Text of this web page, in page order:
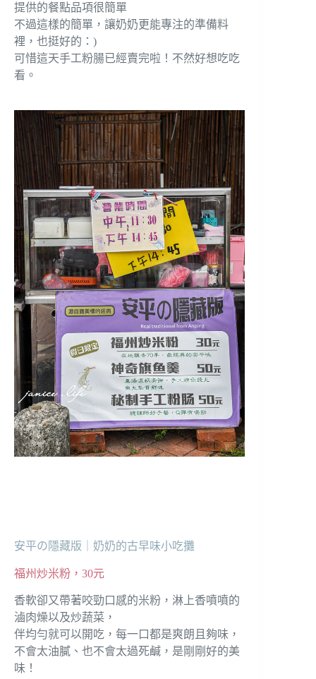
提供的餐點品項很簡單
不過這樣的簡單，讓奶奶更能專注的準備料
裡，也挺好的：)
可惜這天手工粉腸已經賣完啦！不然好想吃吃
看。
安平の隱藏版｜奶奶的古早味小吃攤
福州炒米粉，30元
香軟卻又帶著咬勁口感的米粉，淋上香噴噴的
滷肉燥以及炒蔬菜，
伴均勻就可以開吃，每一口都是爽朗且夠味，
不會太油膩、也不會太過死鹹，是剛剛好的美
味！